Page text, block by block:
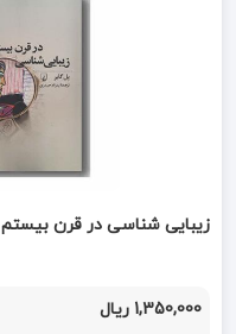
زیبایی شناسی در قرن بیستم
1,350,000 ریال